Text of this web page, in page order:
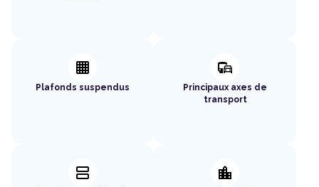
background_grid_small
Plafonds suspendus
commute
Principaux axes de
transport
splitscreen location_city